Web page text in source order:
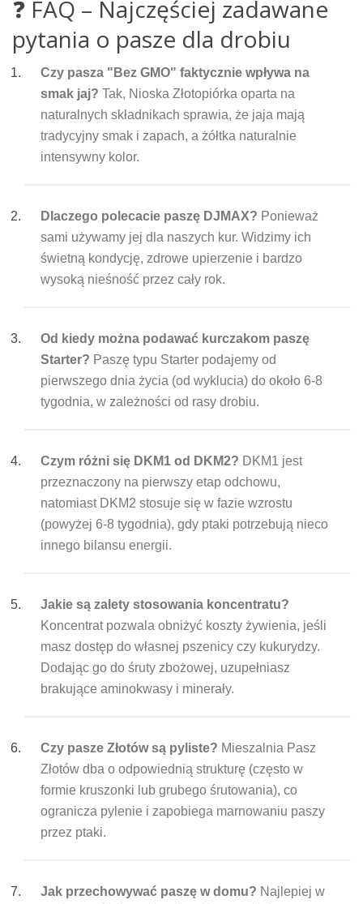
❓ FAQ – Najczęściej zadawane
pytania o pasze dla drobiu
Czy pasza "Bez GMO" faktycznie wpływa na
smak jaj? Tak, Nioska Złotopiórka oparta na
naturalnych składnikach sprawia, że jaja mają
tradycyjny smak i zapach, a żółtka naturalnie
intensywny kolor.
Dlaczego polecacie paszę DJMAX? Ponieważ
sami używamy jej dla naszych kur. Widzimy ich
świetną kondycję, zdrowe upierzenie i bardzo
wysoką nieśność przez cały rok.
Od kiedy można podawać kurczakom paszę
Starter? Paszę typu Starter podajemy od
pierwszego dnia życia (od wyklucia) do około 6-8
tygodnia, w zależności od rasy drobiu.
Czym różni się DKM1 od DKM2? DKM1 jest
przeznaczony na pierwszy etap odchowu,
natomiast DKM2 stosuje się w fazie wzrostu
(powyżej 6-8 tygodnia), gdy ptaki potrzebują nieco
innego bilansu energii.
Jakie są zalety stosowania koncentratu?
Koncentrat pozwala obniżyć koszty żywienia, jeśli
masz dostęp do własnej pszenicy czy kukurydzy.
Dodając go do śruty zbożowej, uzupełniasz
brakujące aminokwasy i minerały.
Czy pasze Złotów są pyliste? Mieszalnia Pasz
Złotów dba o odpowiednią strukturę (często w
formie kruszonki lub grubego śrutowania), co
ogranicza pylenie i zapobiega marnowaniu paszy
przez ptaki.
Jak przechowywać paszę w domu? Najlepiej w